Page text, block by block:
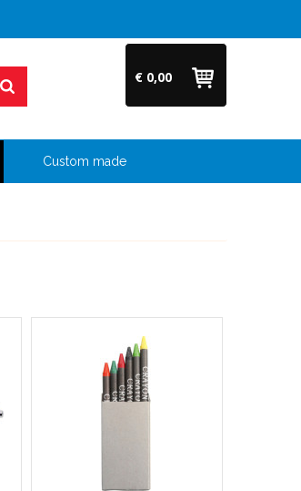
direct op +31 (0)6 54 33 52 04
€ 0,00
Custom made